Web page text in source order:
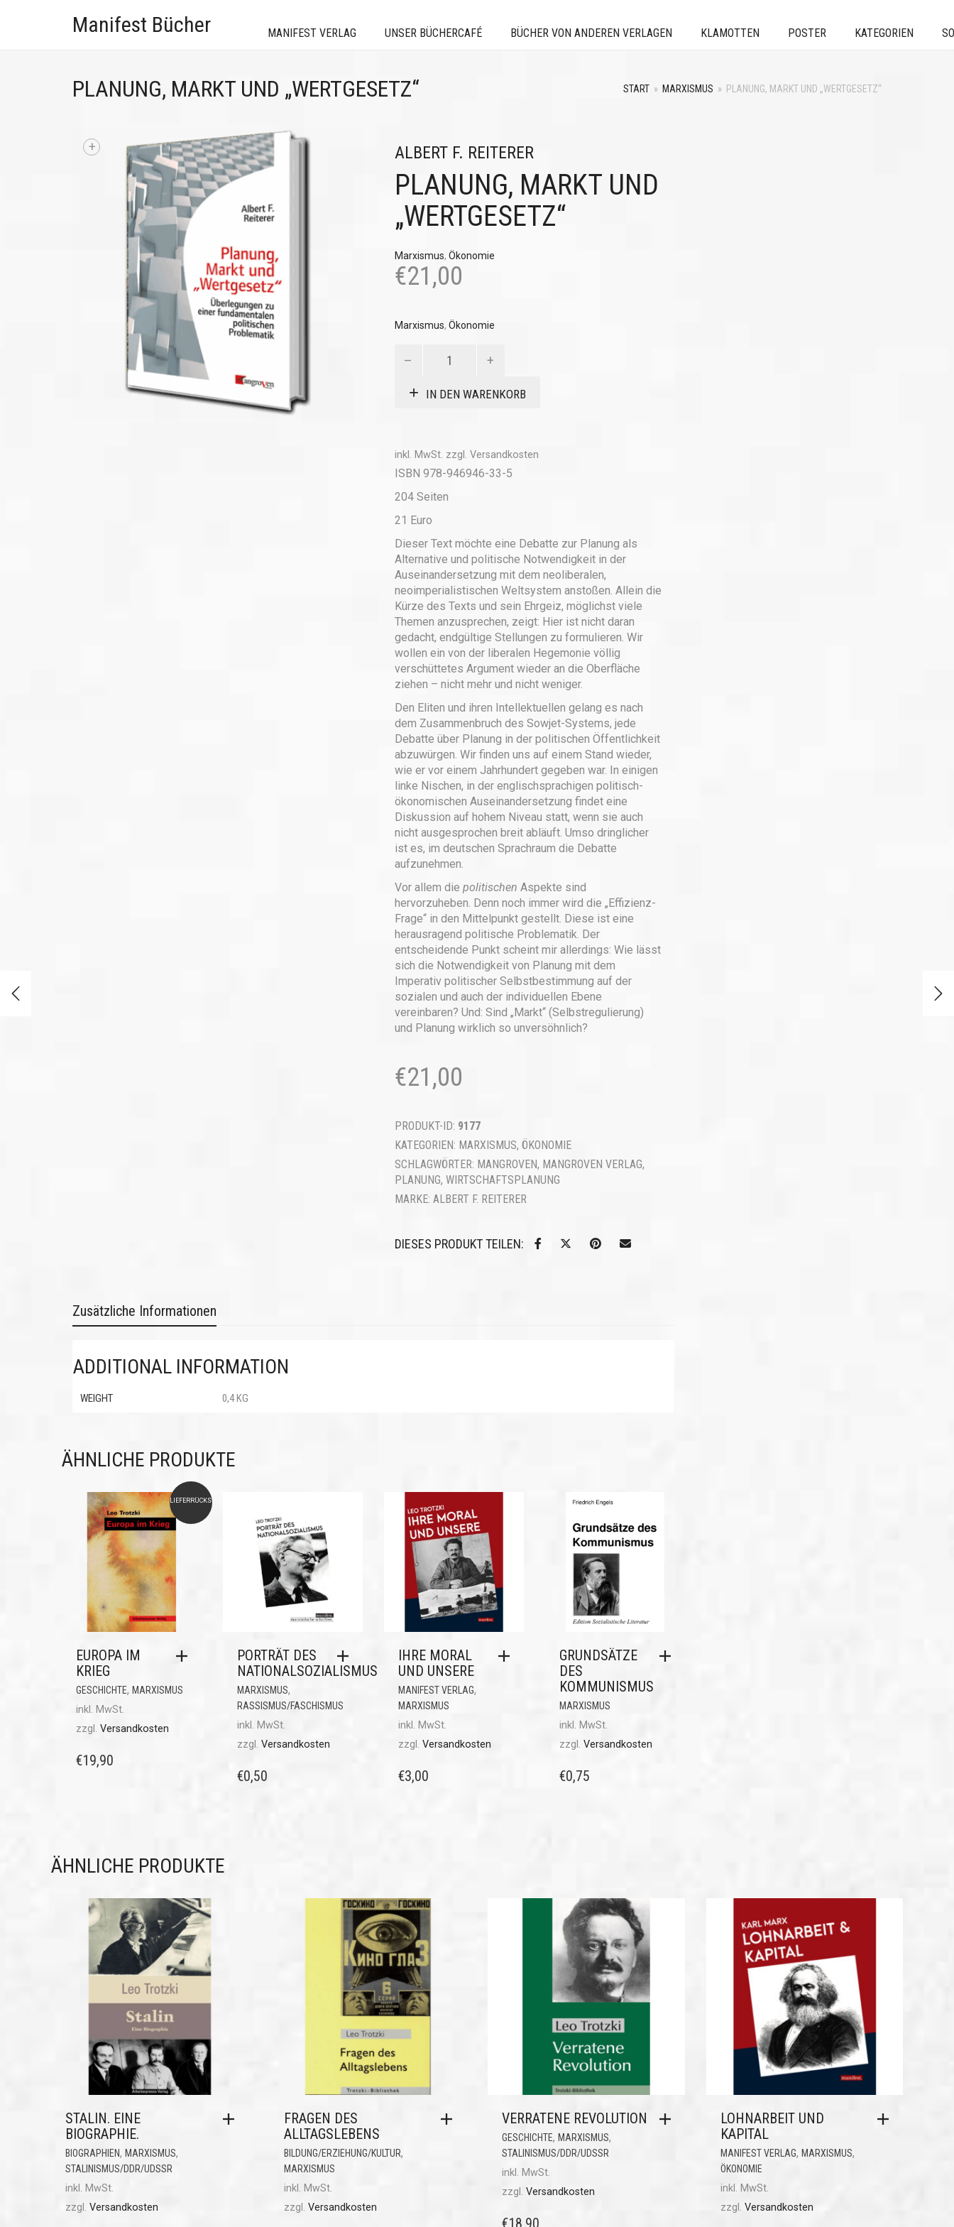
Manifest Bücher MANIFEST VERLAG UNSER BÜCHERCAFÉ BÜCHER VON ANDEREN VERLAGEN KLAMOTTEN POSTER KATEGORIEN
PLANUNG, MARKT UND „WERTGESETZ“ START » MARXISMUS » PLANUNG, MARKT UND „WERTGESETZ“
+ ALBERT F. REITERER
PLANUNG, MARKT UND
„WERTGESETZ“
Marxismus, Ökonomie
€21,00
Marxismus, Ökonomie
„Wertgesetz“
IN DEN WARENKORB
inkl. MwSt. zzgl. Versandkosten
ISBN 978-946946-33-5
204 Seiten
21 Euro
Dieser Text möchte eine Debatte zur Planung als
Alternative und politische Notwendig­keit in der
Auseinandersetzung mit dem neoliberalen,
neoimperialistischen Weltsystem anstoßen. Allein die
Kürze des Texts und sein Ehrgeiz, möglichst viele
Themen anzusprechen, zeigt: Hier ist nicht daran
gedacht, endgültige Stellungen zu formulieren. Wir
wollen ein von der liberalen Hegemonie völlig
verschüttetes Argument wieder an die Oberfläche
ziehen – nicht mehr und nicht weniger.
Den Eliten und ihren Intellektuellen gelang es nach
dem Zusammenbruch des Sowjet-Systems, jede
Debatte über Planung in der politischen Öffentlichkeit
abzuwürgen. Wir finden uns auf einem Stand wieder,
wie er vor einem Jahrhundert gegeben war. In einigen
linke Nischen, in der englischsprachigen politisch-
ökonomischen Auseinandersetzung findet eine
Diskussion auf hohem Niveau statt, wenn sie auch
nicht ausgesprochen breit abläuft. Umso dringlicher
ist es, im deutschen Sprachraum die Debatte
aufzunehmen.
Vor allem die politischen Aspekte sind
hervorzuheben. Denn noch immer wird die „Effizienz-
Frage“ in den Mittelpunkt gestellt. Diese ist eine
herausragend politische Problematik. Der
entscheidende Punkt scheint mir allerdings: Wie lässt
sich die Notwendigkeit von Planung mit dem
Imperativ politischer Selbstbestimmung auf der
sozialen und auch der individuellen Ebene
vereinbaren? Und: Sind „Markt“ (Selbstregu­lierung)
und Planung wirklich so unversöhnlich?
€21,00
PRODUKT-ID: 9177
KATEGORIEN: MARXISMUS, ÖKONOMIE
SCHLAGWÖRTER: MANGROVEN, MANGROVEN VERLAG,
PLANUNG, WIRTSCHAFTSPLANUNG
MARKE: ALBERT F. REITERER
DIESES PRODUKT TEILEN:
Zusätzliche Informationen
ADDITIONAL INFORMATION
WEIGHT 0,4 KG
ÄHNLICHE PRODUKTE
LIEFERRÜCKSTAND
EUROPA IM
KRIEG
GESCHICHTE, MARXISMUS
inkl. MwSt.
zzgl. Versandkosten
€19,90
PORTRÄT DES
NATIONALSOZIALISMUS
MARXISMUS,
RASSISMUS/FASCHISMUS
inkl. MwSt.
zzgl. Versandkosten
€0,50
IHRE MORAL
UND UNSERE
MANIFEST VERLAG,
MARXISMUS
inkl. MwSt.
zzgl. Versandkosten
€3,00
GRUNDSÄTZE
DES
KOMMUNISMUS
MARXISMUS
inkl. MwSt.
zzgl. Versandkosten
€0,75
ÄHNLICHE PRODUKTE
STALIN. EINE
BIOGRAPHIE.
BIOGRAPHIEN, MARXISMUS,
STALINISMUS/DDR/UDSSR
inkl. MwSt.
zzgl. Versandkosten
FRAGEN DES
ALLTAGSLEBENS
BILDUNG/ERZIEHUNG/KULTUR,
MARXISMUS
inkl. MwSt.
zzgl. Versandkosten
VERRATENE REVOLUTION
GESCHICHTE, MARXISMUS,
STALINISMUS/DDR/UDSSR
inkl. MwSt.
zzgl. Versandkosten
LOHNARBEIT UND
KAPITAL
MANIFEST VERLAG, MARXISMUS,
ÖKONOMIE
inkl. MwSt.
zzgl. Versandkosten